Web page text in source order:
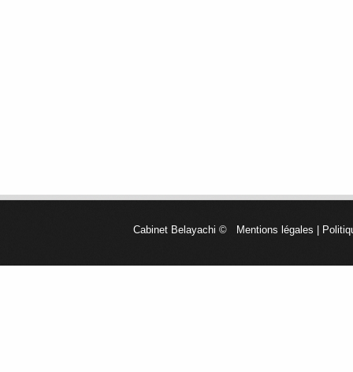
Cabinet Belayachi © Mentions légales